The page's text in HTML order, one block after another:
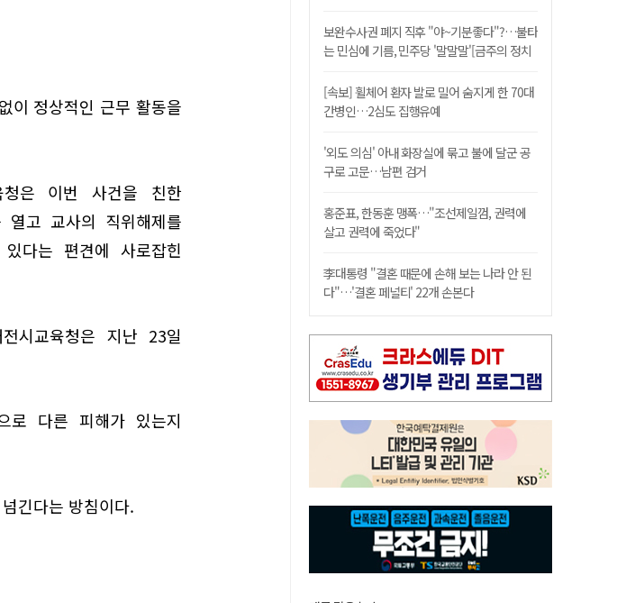
이 정상적인 근무 활동을
은 이번 사건을 친한
고 교사의 직위해제를
다는 편견에 사로잡힌
시교육청은 지난 23일
로 다른 피해가 있는지
긴다는 방침이다.
보완수사권 폐지 직후 "야~기분좋다"?…불타
는 민심에 기름, 민주당 '말말말'[금주의 정치
[속보] 휠체어 환자 발로 밀어 숨지게 한 70대
간병인…2심도 집행유예
'외도 의심' 아내 화장실에 묶고 불에 달군 공
구로 고문…남편 검거
홍준표, 한동훈 맹폭…"조선제일껌, 권력에
살고 권력에 죽었다"
李대통령 "결혼 때문에 손해 보는 나라 안 된
다"…'결혼 페널티' 22개 손본다